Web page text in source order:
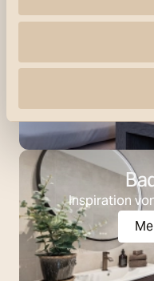
Inspiration
Inspiration